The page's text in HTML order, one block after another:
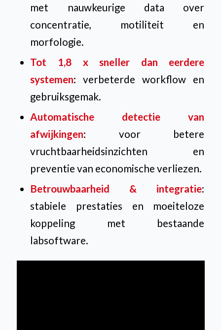
met nauwkeurige data over
concentratie, motiliteit en
morfologie.
Tot 1,8 x sneller dan eerdere
systemen: verbeterde workflow en
gebruiksgemak.
Automatische detectie van
afwijkingen: voor betere
vruchtbaarheidsinzichten en
preventie van economische verliezen.
Betrouwbaarheid & integratie:
stabiele prestaties en moeiteloze
koppeling met bestaande
labsoftware.